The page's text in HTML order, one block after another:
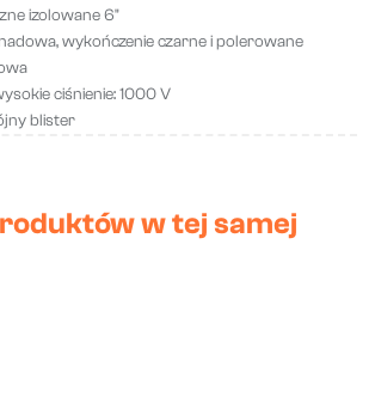
izolowane 6"
wykończenie czarne i polerowane
ciśnienie: 1000 V
blister
w tej samej